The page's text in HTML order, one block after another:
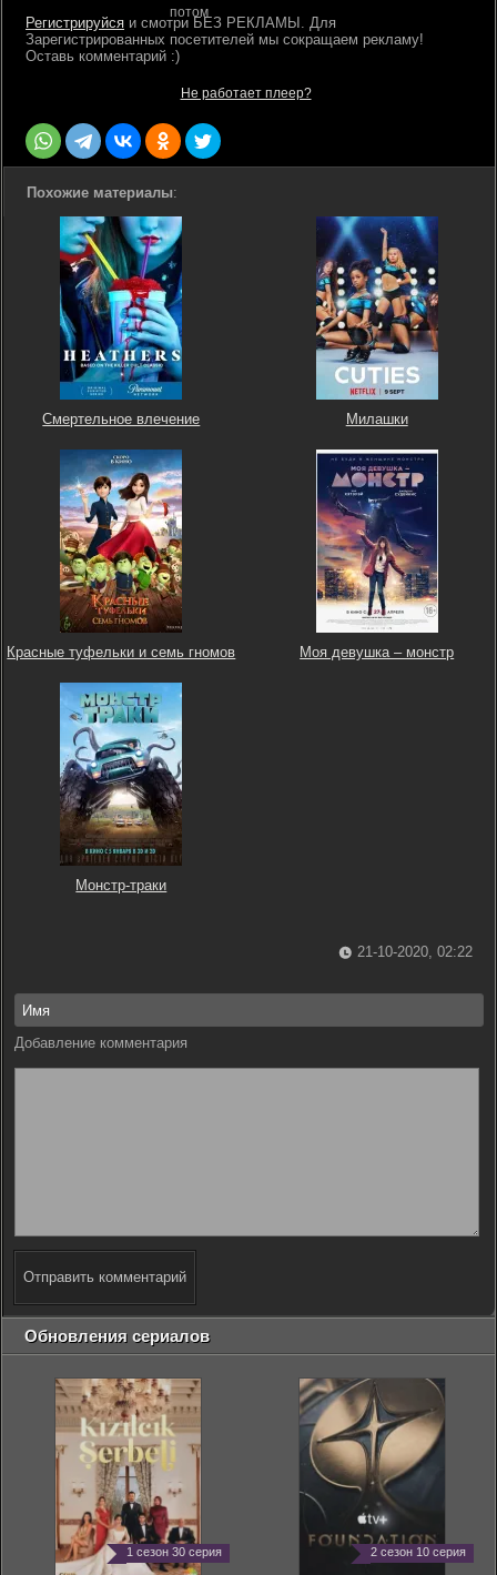
потом
Регистрируйся
Не работает плеер?
Похожие материалы:
Смертельное влечение Милашки
Красные туфельки и семь гномов Моя девушка – монстр
Монстр-траки
21-10-2020, 02:22
Добавление комментария
Отправить комментарий
Обновления сериалов
1 сезон 30 серия 2 сезон 10 серия